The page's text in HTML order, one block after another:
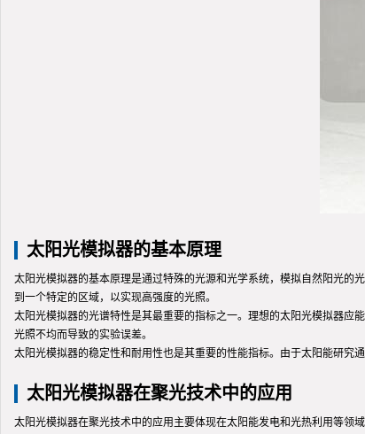
太阳光模拟器的基本原理
太阳光模拟器的基本原理是通过特殊的光源和光学系统，模拟自然阳光的
到一个特定的区域，以实现高强度的光照。
太阳光模拟器的光谱特性是其最重要的指标之一。理想的太阳光模拟器应
光照不均而导致的实验误差。
太阳光模拟器的稳定性和耐用性也是其重要的性能指标。由于太阳能研究
太阳光模拟器在聚光技术中的应用
太阳光模拟器在聚光技术中的应用主要体现在太阳能发电和光热利用等领